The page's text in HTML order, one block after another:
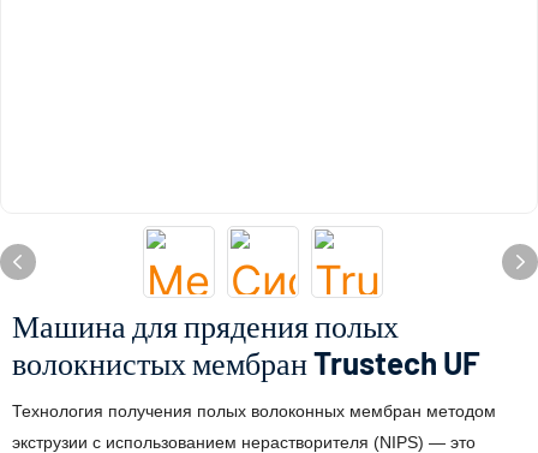
Машина для прядения полых
волокнистых мембран Trustech UF
Технология получения полых волоконных мембран методом
экструзии с использованием нерастворителя (NIPS) — это